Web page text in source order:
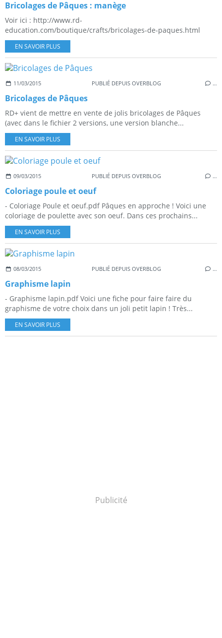
Bricolages de Pâques : manège
Voir ici : http://www.rd-
education.com/boutique/crafts/bricolages-de-paques.html
EN SAVOIR PLUS
11/03/2015 PUBLIÉ DEPUIS OVERBLOG …
Bricolages de Pâques
RD+ vient de mettre en vente de jolis bricolages de Pâques
(avec dans le fichier 2 versions, une version blanche...
EN SAVOIR PLUS
09/03/2015 PUBLIÉ DEPUIS OVERBLOG …
Coloriage poule et oeuf
- Coloriage Poule et oeuf.pdf Pâques en approche ! Voici une
coloriage de poulette avec son oeuf. Dans ces prochains...
EN SAVOIR PLUS
08/03/2015 PUBLIÉ DEPUIS OVERBLOG …
Graphisme lapin
- Graphisme lapin.pdf Voici une fiche pour faire faire du
graphisme de votre choix dans un joli petit lapin ! Très...
EN SAVOIR PLUS
Publicité